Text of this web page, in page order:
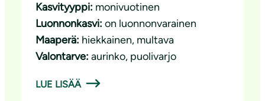
Kasvityyppi: monivuotinen
Luonnonkasvi: on luonnonvarainen
Maaperä: hiekkainen, multava
Valontarve: aurinko, puolivarjo
LUE LISÄÄ